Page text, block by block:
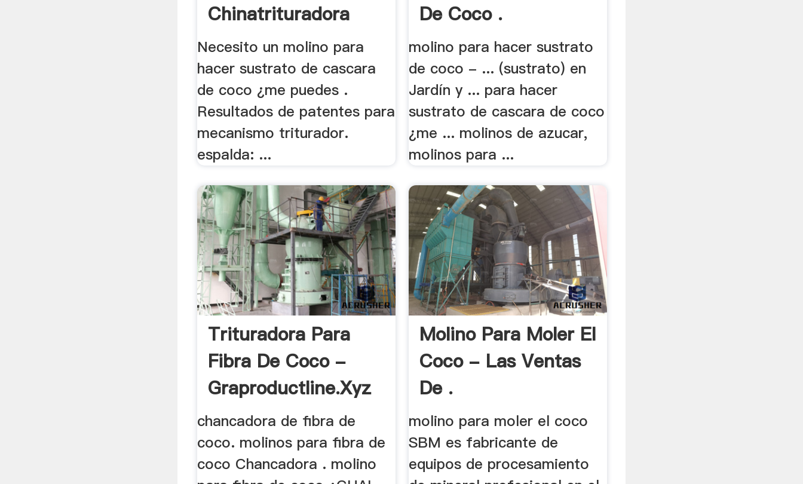
Chinatrituradora
Necesito un molino para
hacer sustrato de cascara
de coco ¿me puedes .
Resultados de patentes para
mecanismo triturador.
espalda: ...
De Coco .
molino para hacer sustrato
de coco - ... (sustrato) en
Jardín y ... para hacer
sustrato de cascara de coco
¿me ... molinos de azucar,
molinos para ...
Trituradora Para
Fibra De Coco -
Graproductline.xyz
chancadora de fibra de
coco. molinos para fibra de
coco Chancadora . molino
Molino Para Moler El
Coco - Las Ventas
De .
molino para moler el coco
SBM es fabricante de
equipos de procesamiento